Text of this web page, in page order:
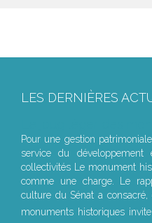
LES DERNIÈRES
Pour une gestion
service du développement
collectivités Le monument
comme une charge. Le
culture du Sénat a
monuments historiques